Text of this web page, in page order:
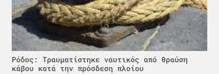
Ρόδος: Τραυματίστηκε ναυτικός από θραύση
κάβου κατά την πρόσδεση πλοίου